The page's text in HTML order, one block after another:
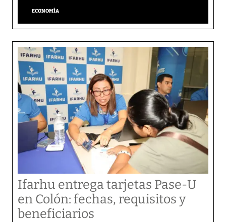
ECONOMÍA
Ifarhu entrega tarjetas Pase-U
en Colón: fechas, requisitos y
beneficiarios